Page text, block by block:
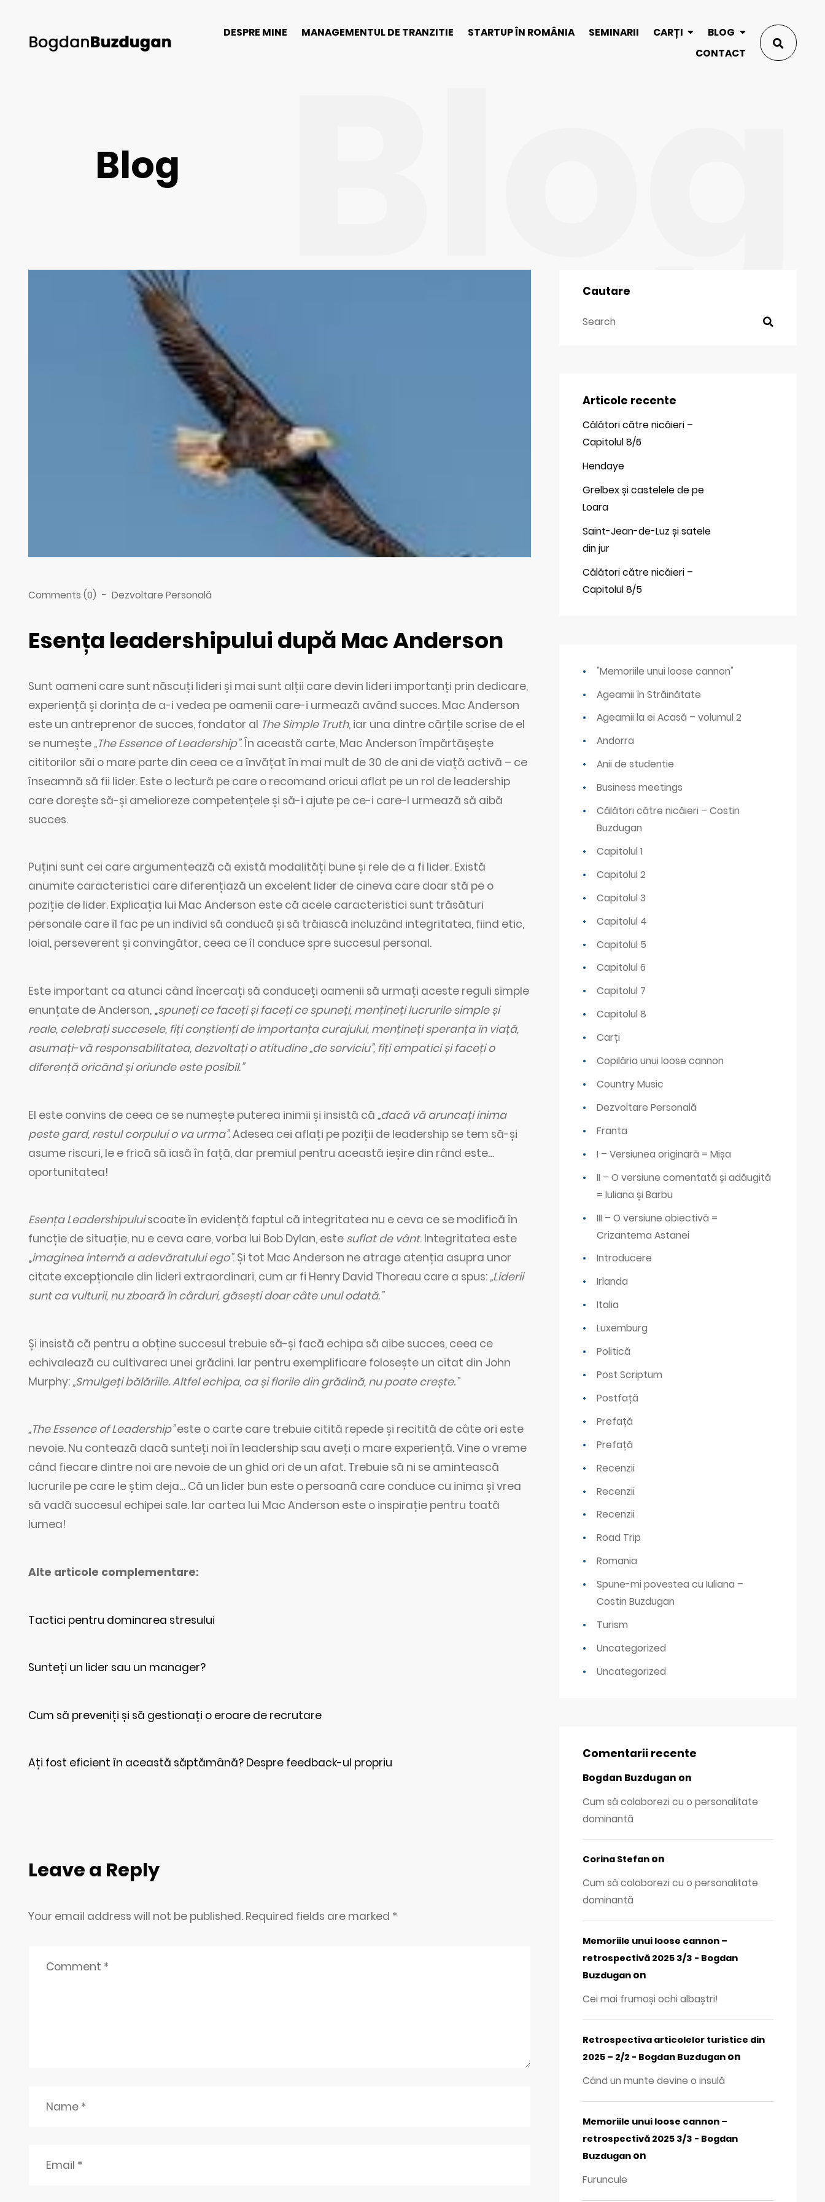
DESPRE MINE MANAGEMENTUL DE TRANZITIE STARTUP ÎN ROMÂNIA SEMINARII CARȚI
BLOG
CONTACT
Blog Blog
Comments (0) - Dezvoltare Personală
Esența leadershipului după Mac Anderson
Sunt oameni care sunt născuți lideri și mai sunt alții care devin lideri importanți prin dedicare,
experiență și dorința de a-i vedea pe oamenii care-i urmează având succes. Mac Anderson
este un antreprenor de succes, fondator al The Simple Truth, iar una dintre cărțile scrise de el
se numește„The Essence of Leadership”. În această carte, Mac Anderson împărtășește
cititorilor săi o mare parte din ceea ce a învățat în mai mult de 30 de ani de viață activă – ce
înseamnă să fii lider. Este o lectură pe care o recomand oricui aflat pe un rol de leadership
care dorește să-și amelioreze competențele și să-i ajute pe ce-i care-l urmează să aibă
succes.
Puțini sunt cei care argumentează că există modalități bune și rele de a fi lider. Există
anumite caracteristici care diferențiază un excelent lider de cineva care doar stă pe o
poziție de lider. Explicația lui Mac Anderson este că acele caracteristici sunt trăsături
personale care îl fac pe un individ să conducă și să trăiască incluzând integritatea, fiind etic,
loial, perseverent și convingător, ceea ce îl conduce spre succesul personal.
Este important ca atunci când încercați să conduceți oamenii să urmați aceste reguli simple
enunțate de Anderson, „spuneți ce faceți și faceți ce spuneți, mențineți lucrurile simple și
reale, celebrați succesele, fiți conștienți de importanța curajului, mențineți speranța în viață,
asumați-vă responsabilitatea, dezvoltați o atitudine „de serviciu”, fiți empatici și faceți o
diferență oricând și oriunde este posibil.”
El este convins de ceea ce se numește puterea inimii și insistă că„dacă vă aruncați inima
peste gard, restul corpului o va urma”.Adesea cei aflați pe poziții de leadership se tem să-și
asume riscuri, le e frică să iasă în față, dar premiul pentru această ieșire din rând este…
oportunitatea!
Esența Leadershipuluiscoate în evidență faptul că integritatea nu e ceva ce se modifică în
funcție de situație, nu e ceva care, vorba lui Bob Dylan, este suflat de vânt. Integritatea este
„imaginea internă a adevăratului ego”. Și tot Mac Anderson ne atrage atenția asupra unor
citate excepționale din lideri extraordinari, cum ar fi Henry David Thoreau care a spus:„Liderii
sunt ca vulturii, nu zboară în cârduri, găsești doar câte unul odată.”
Și insistă că pentru a obține succesul trebuie să-și facă echipa să aibe succes, ceea ce
echivalează cu cultivarea unei grădini. Iar pentru exemplificare folosește un citat din John
Murphy:„Smulgeți bălăriile. Altfel echipa, ca și florile din grădină, nu poate crește.”
„The Essence of Leadership”este o carte care trebuie citită repede și recitită de câte ori este
nevoie. Nu contează dacă sunteți noi în leadership sau aveți o mare experiență. Vine o vreme
când fiecare dintre noi are nevoie de un ghid ori de un afat. Trebuie să ni se amintească
lucrurile pe care le știm deja… Că un lider bun este o persoană care conduce cu inima și vrea
să vadă succesul echipei sale. Iar cartea lui Mac Anderson este o inspirație pentru toată
lumea!
Alte articole complementare:
Tactici pentru dominarea stresului
Sunteți un lider sau un manager?
Cum să preveniți și să gestionați o eroare de recrutare
Ați fost eficient în această săptămână? Despre feedback-ul propriu
Leave a Reply
Your email address will not be published. Required fields are marked *
Cautare
Articole recente
Călători către nicăieri –
Capitolul 8/6
Hendaye
Grelbex și castelele de pe
Loara
Saint-Jean-de-Luz și satele
din jur
Călători către nicăieri –
Capitolul 8/5
"Memoriile unui loose cannon"
Ageamii în Străinătate
Ageamii la ei Acasă – volumul 2
Andorra
Anii de studentie
Business meetings
Călători către nicăieri – Costin
Buzdugan
Capitolul 1
Capitolul 2
Capitolul 3
Capitolul 4
Capitolul 5
Capitolul 6
Capitolul 7
Capitolul 8
Carți
Copilăria unui loose cannon
Country Music
Dezvoltare Personală
Franta
I – Versiunea originară = Mișa
II – O versiune comentată și adăugită
= Iuliana și Barbu
III – O versiune obiectivă =
Crizantema Astanei
Introducere
Irlanda
Italia
Luxemburg
Politică
Post Scriptum
Postfață
Prefață
Prefață
Recenzii
Recenzii
Recenzii
Road Trip
Romania
Spune-mi povestea cu Iuliana –
Costin Buzdugan
Turism
Uncategorized
Uncategorized
Comentarii recente
Bogdan Buzdugan on
Cum să colaborezi cu o personalitate
dominantă
Corina Stefan on
Cum să colaborezi cu o personalitate
dominantă
Memoriile unui loose cannon –
retrospectivă 2025 3/3 - Bogdan
Buzdugan on
Cei mai frumoși ochi albaștri!
Retrospectiva articolelor turistice din
2025 – 2/2 - Bogdan Buzdugan on
Când un munte devine o insulă
Memoriile unui loose cannon –
retrospectivă 2025 3/3 - Bogdan
Buzdugan on
Furuncule